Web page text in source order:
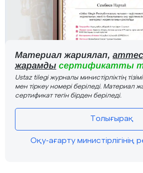
Материал жариялап,
жарамды сертификатты
Ustaz tilegi журналы министірліктің
мен тіркеу номері беріледі. Материал
сертификат тегін бірден беріледі.
Толығырақ
Оқу-ағарту министірлігінің